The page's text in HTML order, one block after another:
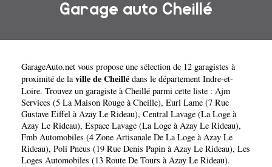
Garage auto Cheillé
GarageAuto.net vous propose une sélection de 12 garagistes à
proximité de laville de Cheillé dans le département Indre-et-
Loire. Trouvez un garagiste à Cheillé parmi cette liste : Ajm
Services (5 La Maison Rouge à Cheille), Eurl Lame (7 Rue
Gustave Eiffel à Azay Le Rideau), Central Lavage (La Loge à
Azay Le Rideau), Espace Lavage (La Loge à Azay Le Rideau),
Fmb Automobiles (4 Zone Artisanale De La Loge à Azay Le
Rideau), Poli Pneus (19 Rue Denis Papin à Azay Le Rideau), Les
Loges Automobiles (13 Route De Tours à Azay Le Rideau).